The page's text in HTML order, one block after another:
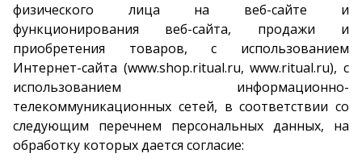
физического лица на веб-сайте и
функционирования веб-сайта, продажи и
приобретения товаров, с использованием
Интернет-сайта (www.shop.ritual.ru, www.ritual.ru), с
использованием информационно-
телекоммуникационных сетей, в соответствии со
следующим перечнем персональных данных, на
обработку которых дается согласие: